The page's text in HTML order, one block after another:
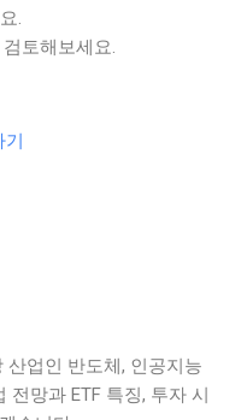
.
토해보세요.
기
업인 반도체, 인공지능
전망과 ETF 특징, 투자 시